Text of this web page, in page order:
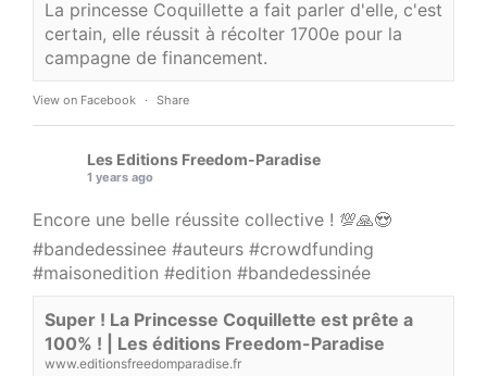
La princesse Coquillette a fait parler d'elle, c'est
certain, elle réussit à récolter 1700e pour la
campagne de financement.
View on Facebook · Share
Les Editions Freedom-Paradise
1 years ago
Encore une belle réussite collective ! 💯🙏😍
#bandedessinee #auteurs #crowdfunding
#maisonedition #edition #bandedessinée
Super ! La Princesse Coquillette est prête a
100% ! | Les éditions Freedom-Paradise
www.editionsfreedomparadise.fr